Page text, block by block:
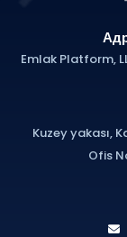
Emlak Platform,
Kuzey yakası,
Ofis